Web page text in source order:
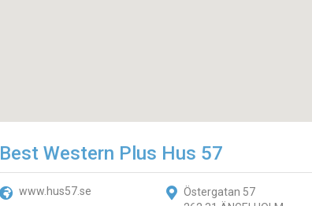
Best Western Plus Hus 57
www.hus57.se
Östergatan 57